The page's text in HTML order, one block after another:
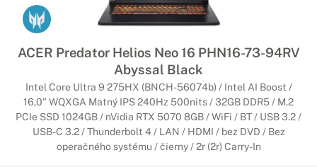
ACER Predator Helios Neo 16 PHN16-73-94RV
Abyssal Black
Intel Core Ultra 9 275HX (BNCH-56074b) / Intel AI Boost /
16,0" WQXGA Matný IPS 240Hz 500nits / 32GB DDR5 / M.2
PCIe SSD 1024GB / nVidia RTX 5070 8GB / WiFi / BT / USB 3.2 /
USB-C 3.2 / Thunderbolt 4 / LAN / HDMI / bez DVD / Bez
operačného systému / čierny / 2r (2r) Carry-In